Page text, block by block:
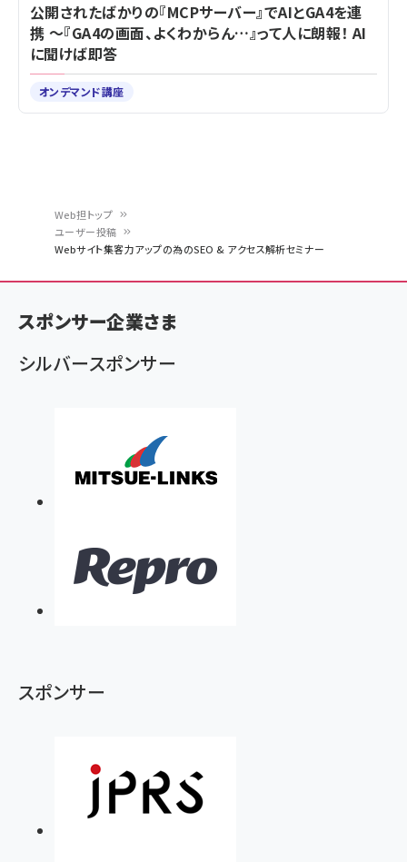
ン
く
ず
Web担トップ
ユーザー投稿
Webサイト集客力アップの為のSEO & アクセス解析セミナー
公開されたばかりの『MCPサーバー』でAIとGA4を連
携 ～『GA4の画面、よくわからん…』って人に朗報！ AI
に聞けば即答
オンデマンド講座
スポンサー企業さま
シルバースポンサー
スポンサー